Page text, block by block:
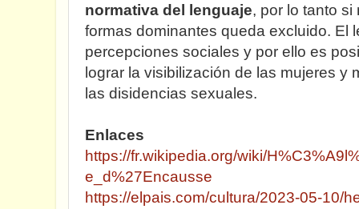
normativa del lenguaje, por lo tanto
formas dominantes queda excluido. El
percepciones sociales y por ello es
lograr la visibilización de las mujeres y
las disidencias sexuales.
Enlaces
https://fr.wikipedia.org/wiki/
e_d%27Encausse
https://elpais.com/cultura/2023-05-10/